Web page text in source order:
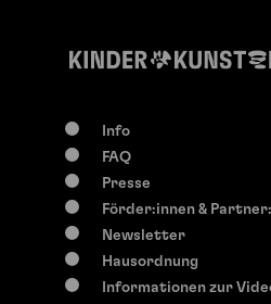
Info
FAQ
Presse
Förder:innen &
Newsletter
Hausordnung
Informationen zur